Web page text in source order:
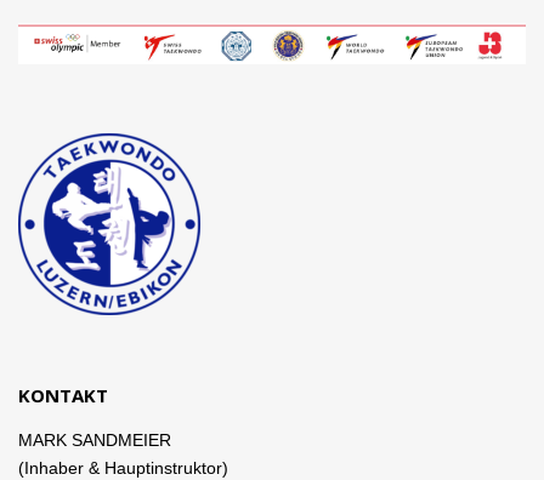
KONTAKT
MARK SANDMEIER
(Inhaber & Hauptinstruktor)